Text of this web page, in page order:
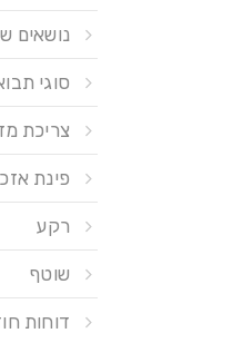
נושאים
סוגי
צריכת
פינת
רקע
שוטף
דוחות